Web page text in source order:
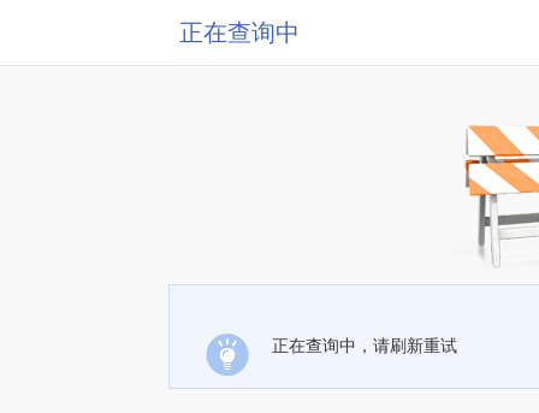
正在查询中
正在查询中，请刷新重试